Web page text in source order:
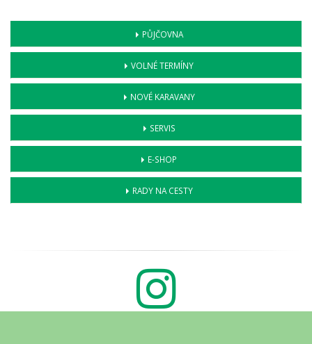
PŮJČOVNA
VOLNÉ TERMÍNY
NOVÉ KARAVANY
SERVIS
E-SHOP
RADY NA CESTY